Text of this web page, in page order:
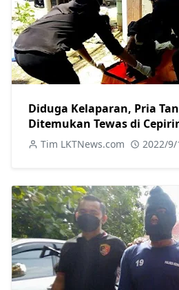
Diduga Kelaparan, Pria
Ditemukan Tewas di
Tim LKTNews.com 2022/9/